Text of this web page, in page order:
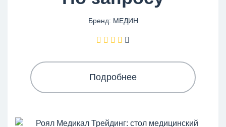
Бренд: МЕДИН
Подробнее